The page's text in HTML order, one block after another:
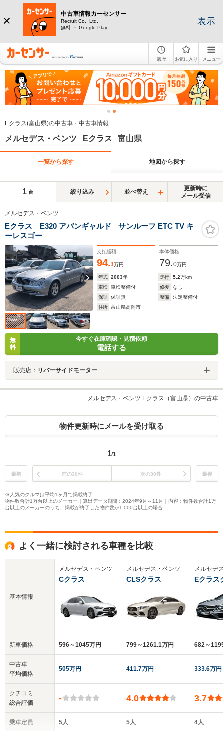
中古車情報カーセンサー
Recruit Co., Ltd.
無料 － Google Play
表示
履歴 お気に入り メニュー
Eクラス(富山県)の中古車・中古車情報
メルセデス・ベンツ Eクラス 富山県
一覧から探す 地図から探す
1 台 絞り込み 並べ替え
更新時に
メール受信
メルセデス・ベンツ
Eクラス E320 アバンギャルド サンルーフ ETC TV キ
ーレスゴー
支払総額
94.3万円
本体価格
79.0万円
年式 2003年 走行 5.2万km
車検
車検整備付 修復
なし
保証
保証無 整備
法定整備付
住所
富山県高岡市
無
料
今すぐ在庫確認・見積依頼
電話する
販売店： リバーサイドモーター
メルセデス・ベンツ Eクラス（富山県）の中古車
物件更新時にメールを受け取る
1/1
最初 前の30件 次の30件 最後
※人気のクルマは平均1ヶ月で掲載終了
物件数合計1万台以上のメーカー｜算出データ期間：2024年9月～11月｜内容：物件数合計1万
台以上のメーカーのうち、掲載が終了した物件数が1,000台以上の場合
よく一緒に検討される車種を比較
基本情報
新車価格
中古車
平均価格
クチコミ
総合評価
乗車定員
メルセデス・ベンツ
Cクラス
596～1045万円
505万円
-
5人
メルセデス・ベンツ
CLSクラス
799～1261.1万円
411.7万円
4.0
5人
メルセデ
Eクラス
682～
333.6万円
3.7
4人